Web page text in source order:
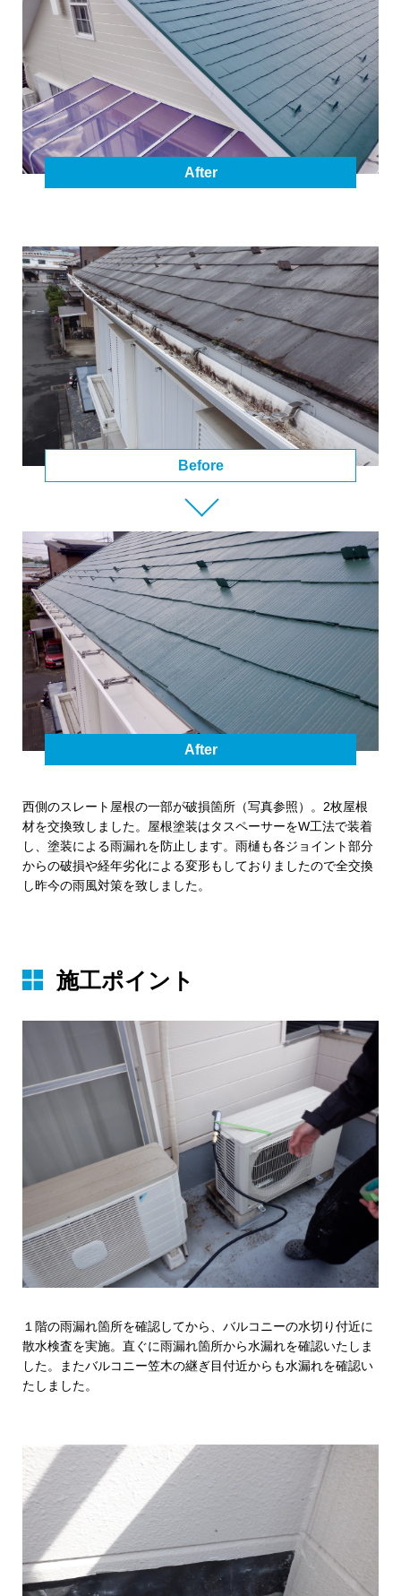
After
Before
After
西側のスレート屋根の一部が破損箇所（写真参照）。2枚屋根
材を交換致しました。屋根塗装はタスペーサーをW工法で装着
し、塗装による雨漏れを防止します。雨樋も各ジョイント部分
からの破損や経年劣化による変形もしておりましたので全交換
し昨今の雨風対策を致しました。
施⼯ポイント
１階の雨漏れ箇所を確認してから、バルコニーの水切り付近に
散水検査を実施。直ぐに雨漏れ箇所から水漏れを確認いたしま
した。またバルコニー笠木の継ぎ目付近からも水漏れを確認い
たしました。